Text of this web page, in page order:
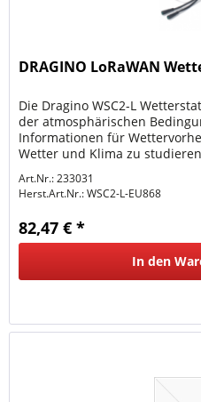
DRAGINO LoRaWAN
Die Dragino WSC2-L
der atmosphärischen
Informationen für
Wetter und Klima zu
Art.Nr.: 233031
Herst.Art.Nr.:WSC2-L-EU868
82,47 € *
In den